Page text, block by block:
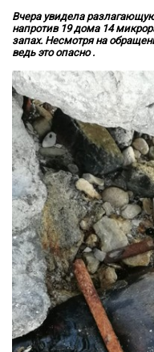
Вчера увидела
напротив 19 дома 14
запах. Несмотря на
ведь это опасно .